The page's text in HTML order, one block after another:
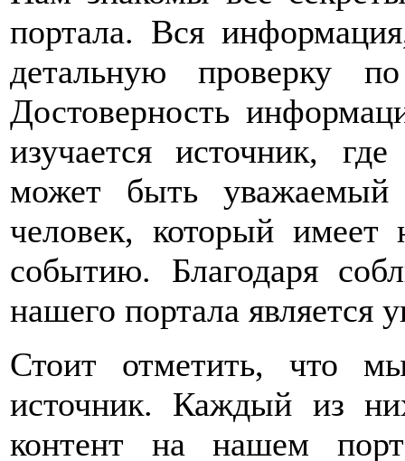
портала. Вся
детальную проверку
Достоверность
изучается источник,
может быть
человек, который имеет
событию. Благодаря
нашего портала является
Стоит отметить, что
источник. Каждый из
контент на нашем